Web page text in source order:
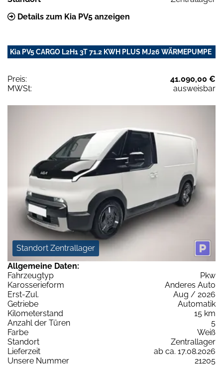
Details zum Kia PV5 anzeigen
Kia PV5 CARGO L2H1 3T 71.2 KWH PLUS MJ26 WÄRMEPUMPE
Preis:
41.090,00 €
MWSt:
ausweisbar
Standort Zentrallager
Allgemeine Daten:
Fahrzeugtyp
Pkw
Karosserieform
Anderes Auto
Erst-Zul.
Aug / 2026
Getriebe
Automatik
Kilometerstand
15 km
Anzahl der Türen
5
Farbe
Weiß
Standort
Zentrallager
Lieferzeit
ab ca. 17.08.2026
Unsere Nummer
21205